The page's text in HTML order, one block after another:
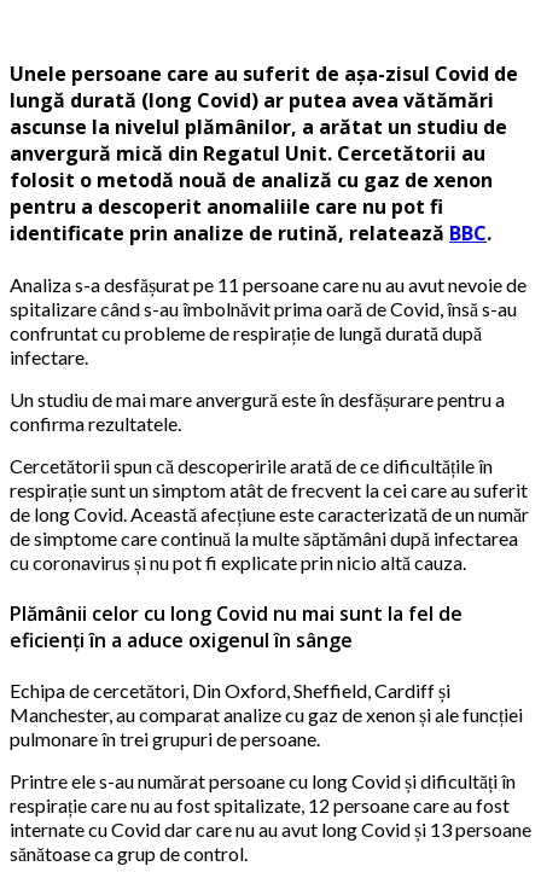
Unele persoane care au suferit de așa-zisul Covid de
lungă durată (long Covid) ar putea avea vătămări
ascunse la nivelul plămânilor, a arătat un studiu de
anvergură mică din Regatul Unit. Cercetătorii au
folosit o metodă nouă de analiză cu gaz de xenon
pentru a descoperit anomaliile care nu pot fi
identificate prin analize de rutină, relatează BBC.
Analiza s-a desfășurat pe 11 persoane care nu au avut nevoie de
spitalizare când s-au îmbolnăvit prima oară de Covid, însă s-au
confruntat cu probleme de respirație de lungă durată după
infectare.
Un studiu de mai mare anvergură este în desfășurare pentru a
confirma rezultatele.
Cercetătorii spun că descoperirile arată de ce dificultățile în
respirație sunt un simptom atât de frecvent la cei care au suferit
de long Covid. Această afecțiune este caracterizată de un număr
de simptome care continuă la multe săptămâni după infectarea
cu coronavirus și nu pot fi explicate prin nicio altă cauza.
Plămânii celor cu long Covid nu mai sunt la fel de
eficienți în a aduce oxigenul în sânge
Echipa de cercetători, Din Oxford, Sheffield, Cardiff și
Manchester, au comparat analize cu gaz de xenon și ale funcției
pulmonare în trei grupuri de persoane.
Printre ele s-au numărat persoane cu long Covid și dificultăți în
respirație care nu au fost spitalizate, 12 persoane care au fost
internate cu Covid dar care nu au avut long Covid și 13 persoane
sănătoase ca grup de control.